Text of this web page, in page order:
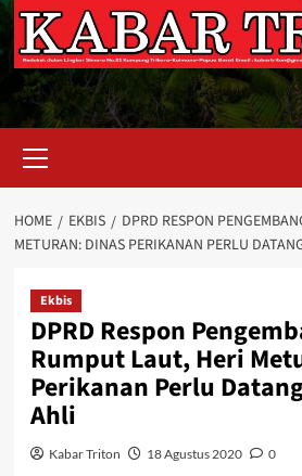
Menu
HOME EKBIS
DPRD RESPON
METURAN: DINAS PERIKANAN PERLU
Ekbis
DPRD Respon
Rumput Laut, Heri
Perikanan Perlu
Ahli
Kabar Triton 18 Agustus 2020 0